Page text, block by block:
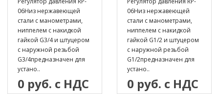
06Hиз нержавеющей
стали с манометрами,
ниппелем с накидкой
гайкой G3/4 и штуцером
с наружной резьбой
G3/4предназначен для
устано..
0 руб. с НДС
06Hиз нержавеющей
стали с манометрами,
ниппелем с накидкой
гайкой G1/2 и штуцером
с наружной резьбой
G1/2предназначен для
устано..
0 руб. с НДС